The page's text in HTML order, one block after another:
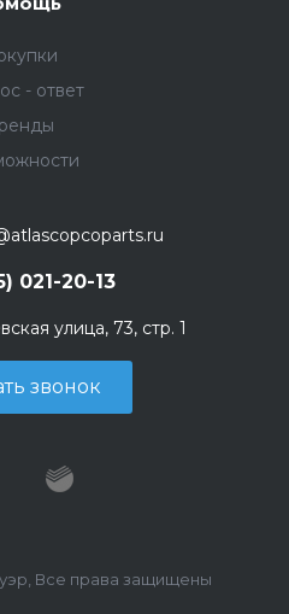
- ответ
021-20-13
улица, 73, стр. 1
звонок
Все права защищены